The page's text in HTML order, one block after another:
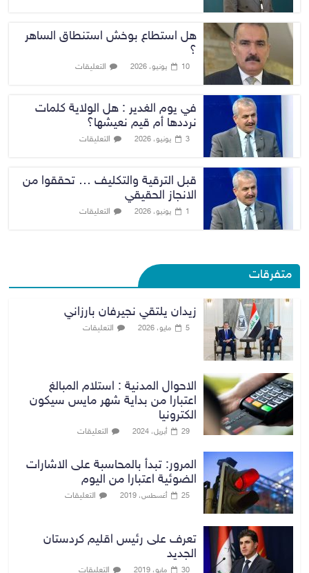
هل استطاع بوخش استنطاق الساهر
؟
10 يونيو، 2026 التعليقات
في يوم الغدير : هل الولاية كلمات
نرددها أم قيم نعيشها؟
3 يونيو، 2026 التعليقات
قبل الترقية والتكليف … تحققوا من
الانجاز الحقيقي
1 يونيو، 2026 التعليقات
متفرقات
زيدان يلتقي نجيرفان بارزاني
5 مايو، 2026 التعليقات
الاحوال المدنية : استلام المبالغ
اعتبارا من بداية شهر مايس سيكون
الكترونيا
29 أبريل، 2024 التعليقات
المرور: تبدأ بالمحاسبة على الاشارات
الضوئية اعتبارا من اليوم
25 أغسطس، 2019 التعليقات
تعرف على رئيس اقليم كردستان
الجديد
30 مايو، 2019 التعليقات